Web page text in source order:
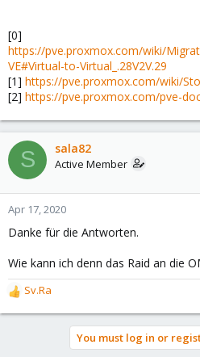
[0]
https://pve.proxmox.com/wiki/
VE#Virtual-to-Virtual_.28V2V.29
[1] https://pve.proxmox.com/wiki/
[2] https://pve.proxmox.com/pve-
S sala82
Active Member
Apr 17, 2020
Danke für die Antworten.
Wie kann ich denn das Raid an die
R
e
Sv.Ra
You must log in or